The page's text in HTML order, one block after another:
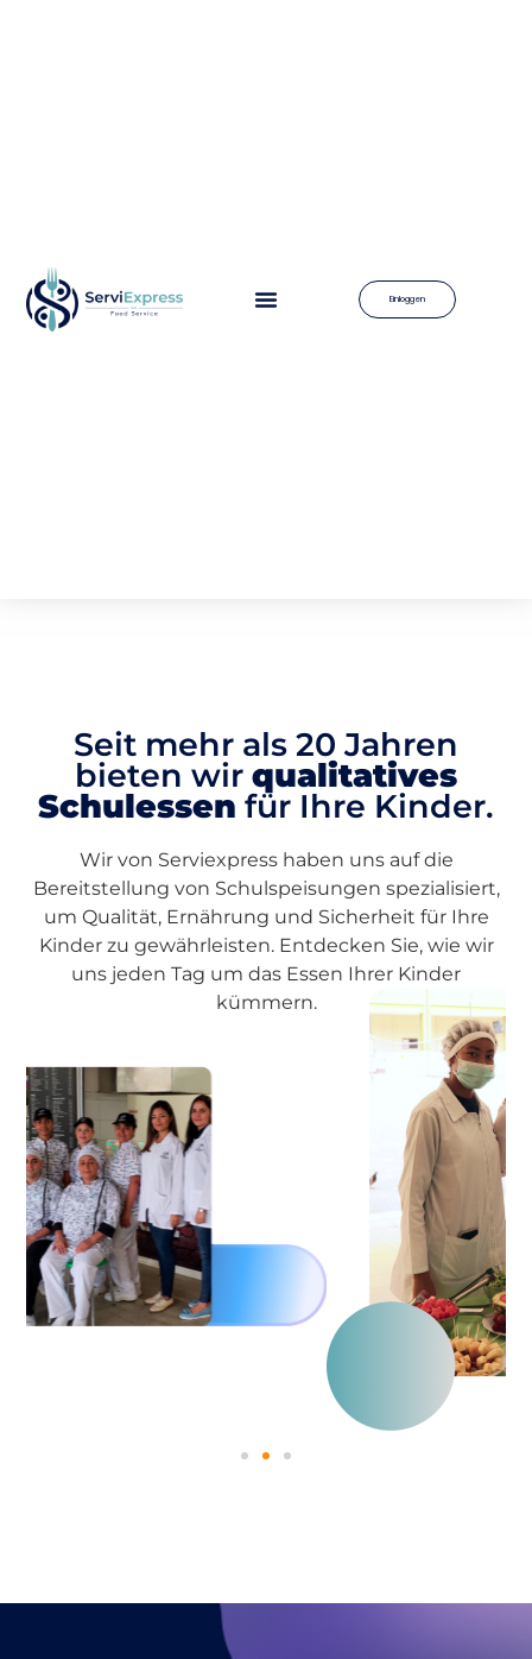
Einloggen
Seit mehr als 20 Jahren
bieten wir qualitatives
Schulessen für Ihre Kinder.
Wir von Serviexpress haben uns auf die
Bereitstellung von Schulspeisungen spezialisiert,
um Qualität, Ernährung und Sicherheit für Ihre
Kinder zu gewährleisten. Entdecken Sie, wie wir
uns jeden Tag um das Essen Ihrer Kinder
kümmern.